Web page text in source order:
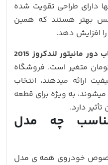
دارای طراحی تقویت‌ شده
بهتر هستند که همین
افزایش دهد.
دور مانیتور لندکروز 2015
500 تا 750 هزار تومان متغیر است. فروشگاه‌
ارائه میدهند، انتخاب
به‌ ویژه برای قطعه‌
دارد.
چه مدل
مخصوص خودروی همه ی مدل